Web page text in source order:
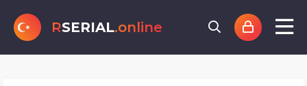
RSERIAL.online